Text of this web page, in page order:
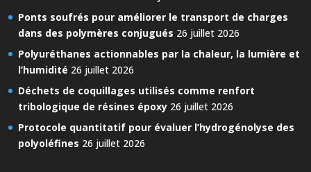
Ponts soufrés pour améliorer le transport de charges
dans des polymères conjugués 26 juillet 2026
Polyuréthanes actionnables par la chaleur, la lumière et
l’humidité 26 juillet 2026
Déchets de coquillages utilisés comme renfort
tribologique de résines époxy 26 juillet 2026
Protocole quantitatif pour évaluer l’hydrogénolyse des
polyoléfines 26 juillet 2026